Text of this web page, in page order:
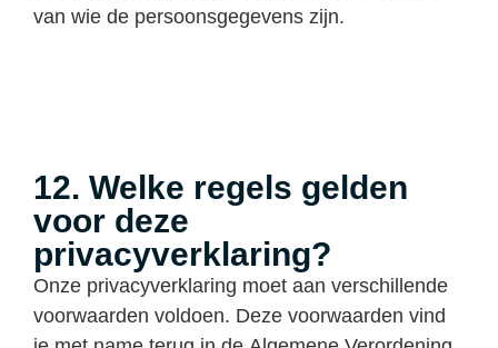
van wie de persoonsgegevens zijn.
12. Welke regels gelden
voor deze
privacyverklaring?
Onze privacyverklaring moet aan verschillende
voorwaarden voldoen. Deze voorwaarden vind